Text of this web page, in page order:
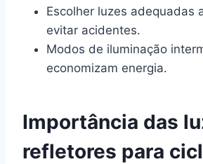
Escolher luzes adequadas
evitar acidentes.
Modos de iluminação
economizam energia.
Importância das
refletores para